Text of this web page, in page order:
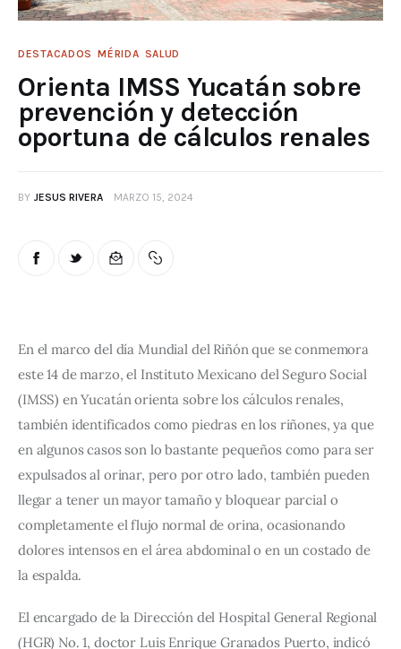
DESTACADOS MÉRIDA SALUD
Orienta IMSS Yucatán sobre
prevención y detección
oportuna de cálculos renales
BY JESUS RIVERA MARZO 15, 2024
En el marco del día Mundial del Riñón que se conmemora
este 14 de marzo, el Instituto Mexicano del Seguro Social
(IMSS) en Yucatán orienta sobre los cálculos renales,
también identificados como piedras en los riñones, ya que
en algunos casos son lo bastante pequeños como para ser
expulsados al orinar, pero por otro lado, también pueden
llegar a tener un mayor tamaño y bloquear parcial o
completamente el flujo normal de orina, ocasionando
dolores intensos en el área abdominal o en un costado de
la espalda.
El encargado de la Dirección del Hospital General Regional
(HGR) No. 1, doctor Luis Enrique Granados Puerto, indicó